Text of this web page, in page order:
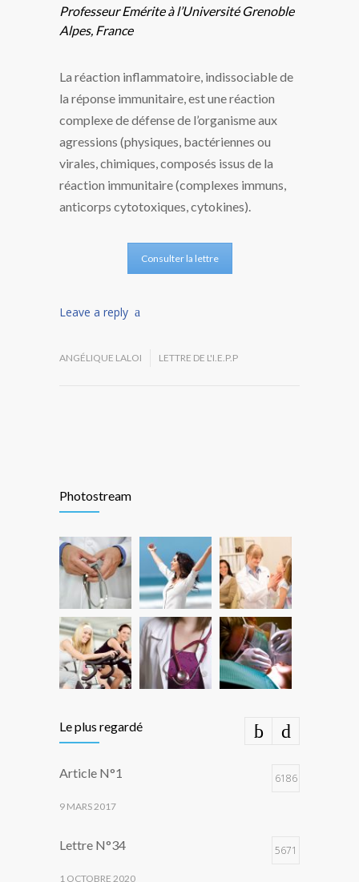
ProfesseurEmérite àl’UniversitéGrenoble
Alpes, France
La réaction inflammatoire, indissociable de
la réponse immunitaire, est une réaction
complexe de défense de l’organisme aux
agressions (physiques, bactériennes ou
virales, chimiques, composés issus de la
réaction immunitaire (complexes immuns,
anticorps cytotoxiques, cytokines).
Consulter la lettre
Leave a reply
ANGÉLIQUE LALOI LETTRE DE L'I.E.P.P
Photostream
Le plus regardé
Article N°1 6186
9 MARS 2017
Lettre N°34 5671
1 OCTOBRE 2020